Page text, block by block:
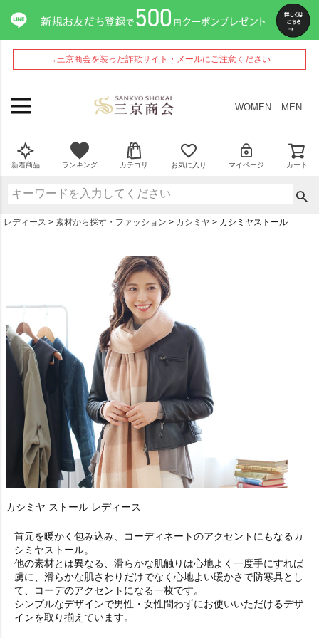
→三京商会を装った詐欺サイト・メールにご注意ください
WOMEN MEN
新着商品 ランキング カテゴリ お気に入り マイページ カート
レディース 素材から探す・ファッション カシミヤ カシミヤストール
カシミヤ ストール レディース
首元を暖かく包み込み、コーディネートのアクセントにもなるカ
シミヤストール。
他の素材とは異なる、滑らかな肌触りは心地よく一度手にすれば
虜に、滑らかな肌さわりだけでなく心地よい暖かさで防寒具とし
て、コーデのアクセントになる一枚です。
シンプルなデザインで男性・女性問わずにお使いいただけるデザ
インを取り揃えています。